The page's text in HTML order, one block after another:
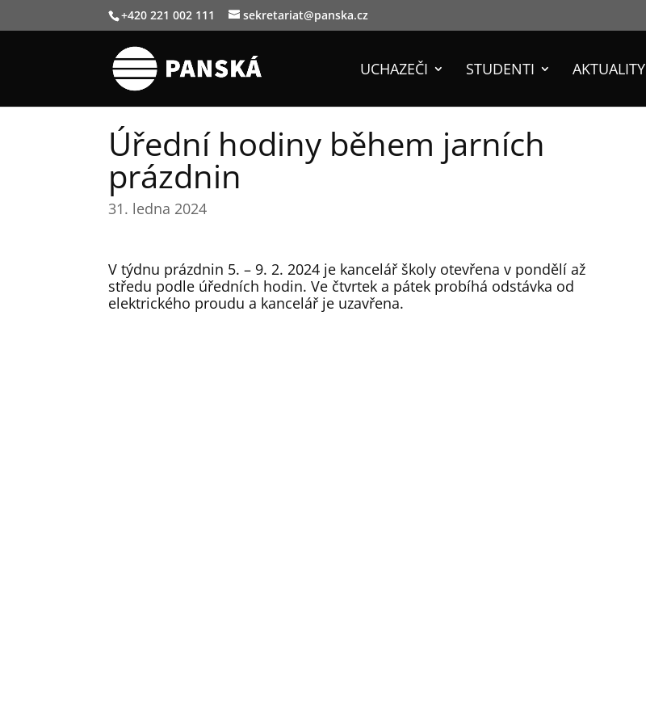
+420 221 002 111 sekretariat@panska.cz
UCHAZEČI STUDENTI AKTUALITY
Úřední hodiny během jarních
prázdnin
31. ledna 2024
V týdnu prázdnin 5. – 9. 2. 2024 je kancelář školy otevřena v pondělí až
středu podle úředních hodin. Ve čtvrtek a pátek probíhá odstávka od
elektrického proudu a kancelář je uzavřena.